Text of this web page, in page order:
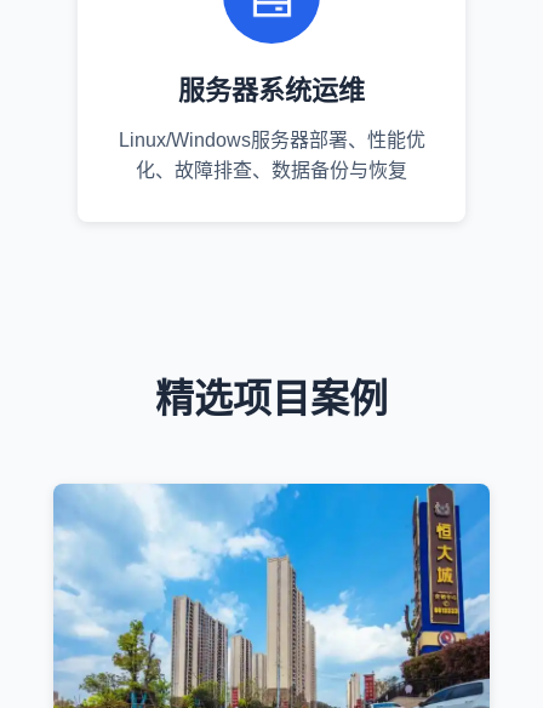
服务器系统运维
Linux/Windows服务器部署、性能优
化、故障排查、数据备份与恢复
精选项目案例